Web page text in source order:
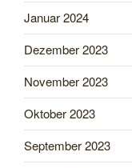
Januar 2024
Dezember 2023
November 2023
Oktober 2023
September 2023